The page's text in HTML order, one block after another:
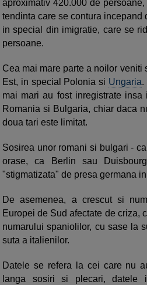
aproximativ 420.000 de
tendinta care se contura incepand
in special din imigratie, care se
persoane.
Cea mai mare parte a noilor veniti
Est, in special Polonia si Ungaria.
mai mari au fost inregistrate
Romania si Bulgaria, chiar daca
doua tari este limitat.
Sosirea unor romani si bulgari -
orase, ca Berlin sau
"stigmatizata" de presa germana
De asemenea, a crescut si
Europei de Sud afectate de criza,
numarului spaniolilor, cu sase la
suta a italienilor.
Datele se refera la cei care nu
langa sosiri si plecari, datele